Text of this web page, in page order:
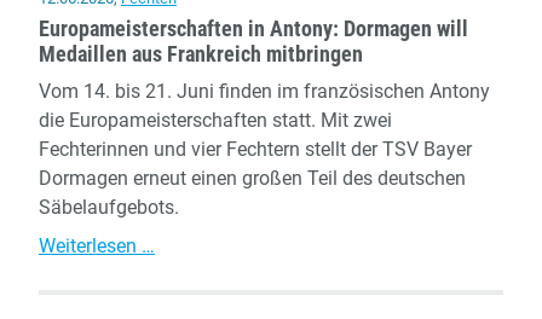
Europameisterschaften in Antony: Dormagen will
Medaillen aus Frankreich mitbringen
Vom 14. bis 21. Juni finden im französischen Antony
die Europameisterschaften statt. Mit zwei
Fechterinnen und vier Fechtern stellt der TSV Bayer
Dormagen erneut einen großen Teil des deutschen
Säbelaufgebots.
Weiterlesen …